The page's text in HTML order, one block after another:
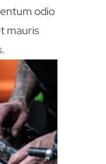
odio
mauris